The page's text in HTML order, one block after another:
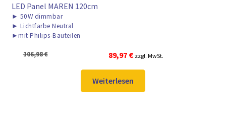
LED Panel MAREN 120cm
► 50W dimmbar
► Lichtfarbe Neutral
►mit Philips-Bauteilen
106,98€
Ursprünglicher
Preis
war:
106,98 €
89,97 €Aktueller
Preis
ist:
89,97 €.
zzgl. MwSt.
Weiterlesen